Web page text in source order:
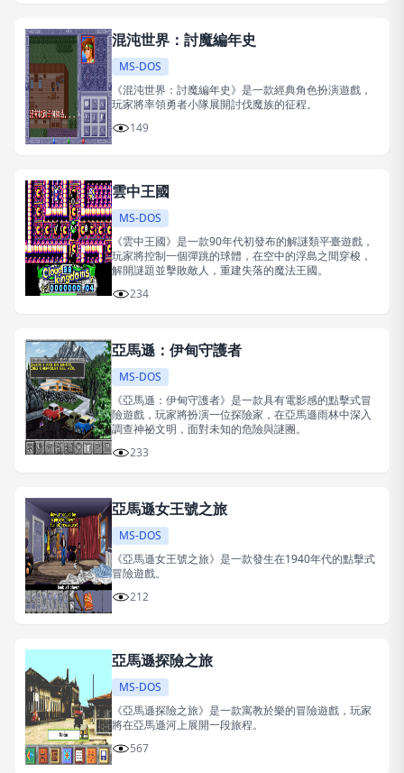
混沌世界：討魔編年史
MS-DOS
《混沌世界：討魔編年史》是一款經典角色扮演遊戲，
玩家將率領勇者小隊展開討伐魔族的征程。
149
雲中王國
MS-DOS
《雲中王國》是一款90年代初發布的解謎類平臺遊戲，
玩家將控制一個彈跳的球體，在空中的浮島之間穿梭，
解開謎題並擊敗敵人，重建失落的魔法王國。
234
亞馬遜：伊甸守護者
MS-DOS
《亞馬遜：伊甸守護者》是一款具有電影感的點擊式冒
險遊戲，玩家將扮演一位探險家，在亞馬遜雨林中深入
調查神祕文明，面對未知的危險與謎團。
233
亞馬遜女王號之旅
MS-DOS
《亞馬遜女王號之旅》是一款發生在1940年代的點擊式
冒險遊戲。
212
亞馬遜探險之旅
MS-DOS
《亞馬遜探險之旅》是一款寓教於樂的冒險遊戲，玩家
將在亞馬遜河上展開一段旅程。
567